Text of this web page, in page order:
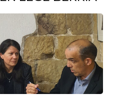
DIRA
ZARAUTZEN